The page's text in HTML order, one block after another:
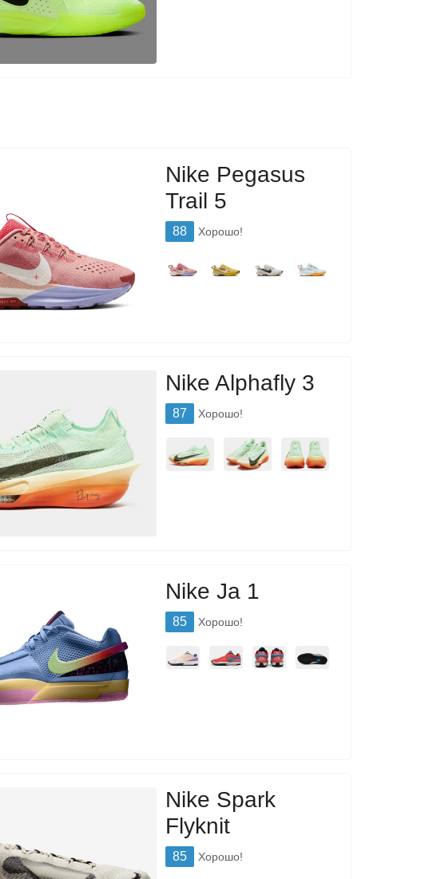
Nike Pegasus
Trail 5
88 Хорошо!
Nike Alphafly 3
87 Хорошо!
Nike Ja 1
85 Хорошо!
Nike Spark
Flyknit
85 Хорошо!